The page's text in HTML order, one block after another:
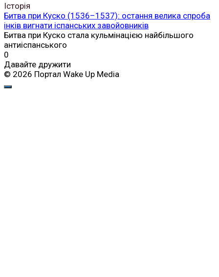
Історія
Битва при Куско (1536–1537): остання велика спроба
інків вигнати іспанських завойовників
Битва при Куско стала кульмінацією найбільшого
антиіспанського
0
Давайте дружити
© 2026 Портал Wake Up Media